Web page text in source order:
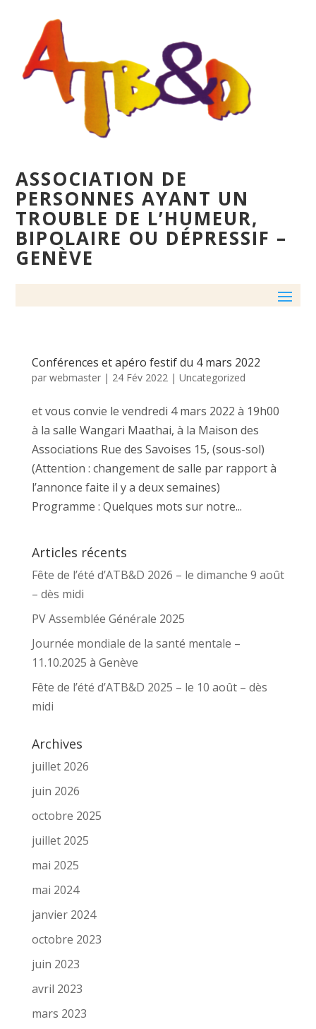
ASSOCIATION DE
PERSONNES AYANT UN
TROUBLE DE L’HUMEUR,
BIPOLAIRE OU DÉPRESSIF –
GENÈVE
Conférences et apéro festif du 4 mars 2022
par webmaster| 24 Fév 2022| Uncategorized
et vous convie le vendredi 4 mars 2022 à 19h00
à la salle Wangari Maathai, à la Maison des
Associations Rue des Savoises 15, (sous-sol)
(Attention : changement de salle par rapport à
l’annonce faite il y a deux semaines)
Programme : Quelques mots sur notre...
Articles récents
Fête de l’été d’ATB&D 2026 – le dimanche 9 août
– dès midi
PV Assemblée Générale 2025
Journée mondiale de la santé mentale –
11.10.2025 à Genève
Fête de l’été d’ATB&D 2025 – le 10 août – dès
midi
Archives
juillet 2026
juin 2026
octobre 2025
juillet 2025
mai 2025
mai 2024
janvier 2024
octobre 2023
juin 2023
avril 2023
mars 2023